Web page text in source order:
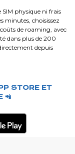
physique ni frais
minutes, choisissez
de roaming, avec
dans plus de 200
depuis
STORE ET
📲